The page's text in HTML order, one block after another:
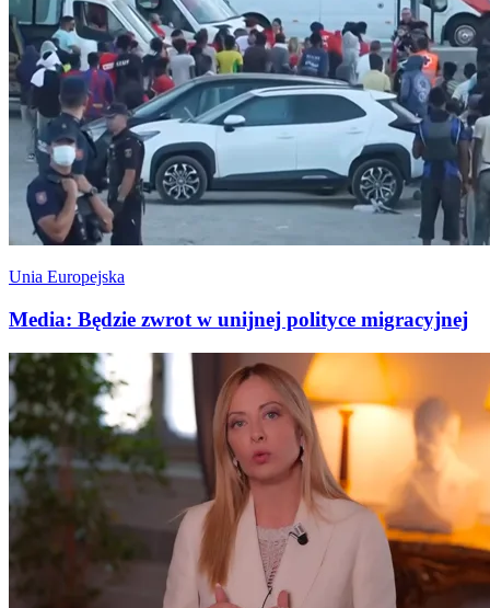
Unia Europejska
Media: Będzie zwrot w unijnej polityce migracyjnej